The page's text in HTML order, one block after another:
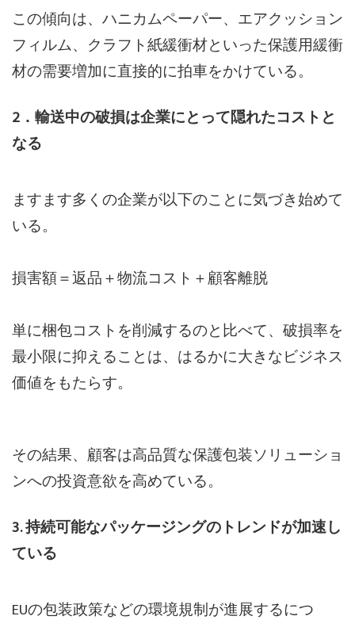
この傾向は、ハニカムペーパー、エアクッション
フィルム、クラフト紙緩衝材といった保護用緩衝
材の需要増加に直接的に拍車をかけている。
2．輸送中の破損は企業にとって隠れたコストと
なる
ますます多くの企業が以下のことに気づき始めて
いる。
損害額＝返品＋物流コスト＋顧客離脱
単に梱包コストを削減するのと比べて、破損率を
最小限に抑えることは、はるかに大きなビジネス
価値をもたらす。
その結果、顧客は高品質な保護包装ソリューショ
ンへの投資意欲を高めている。
3. 持続可能なパッケージングのトレンドが加速し
ている
EUの包装政策などの環境規制が進展するにつ